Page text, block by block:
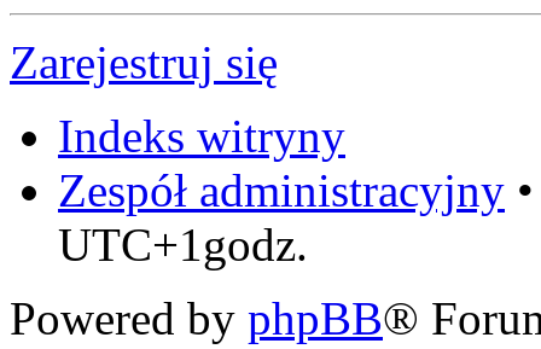
Zarejestruj się
Indeks witryny
Zespół administracyjny
UTC+1godz.
Powered by phpBB®